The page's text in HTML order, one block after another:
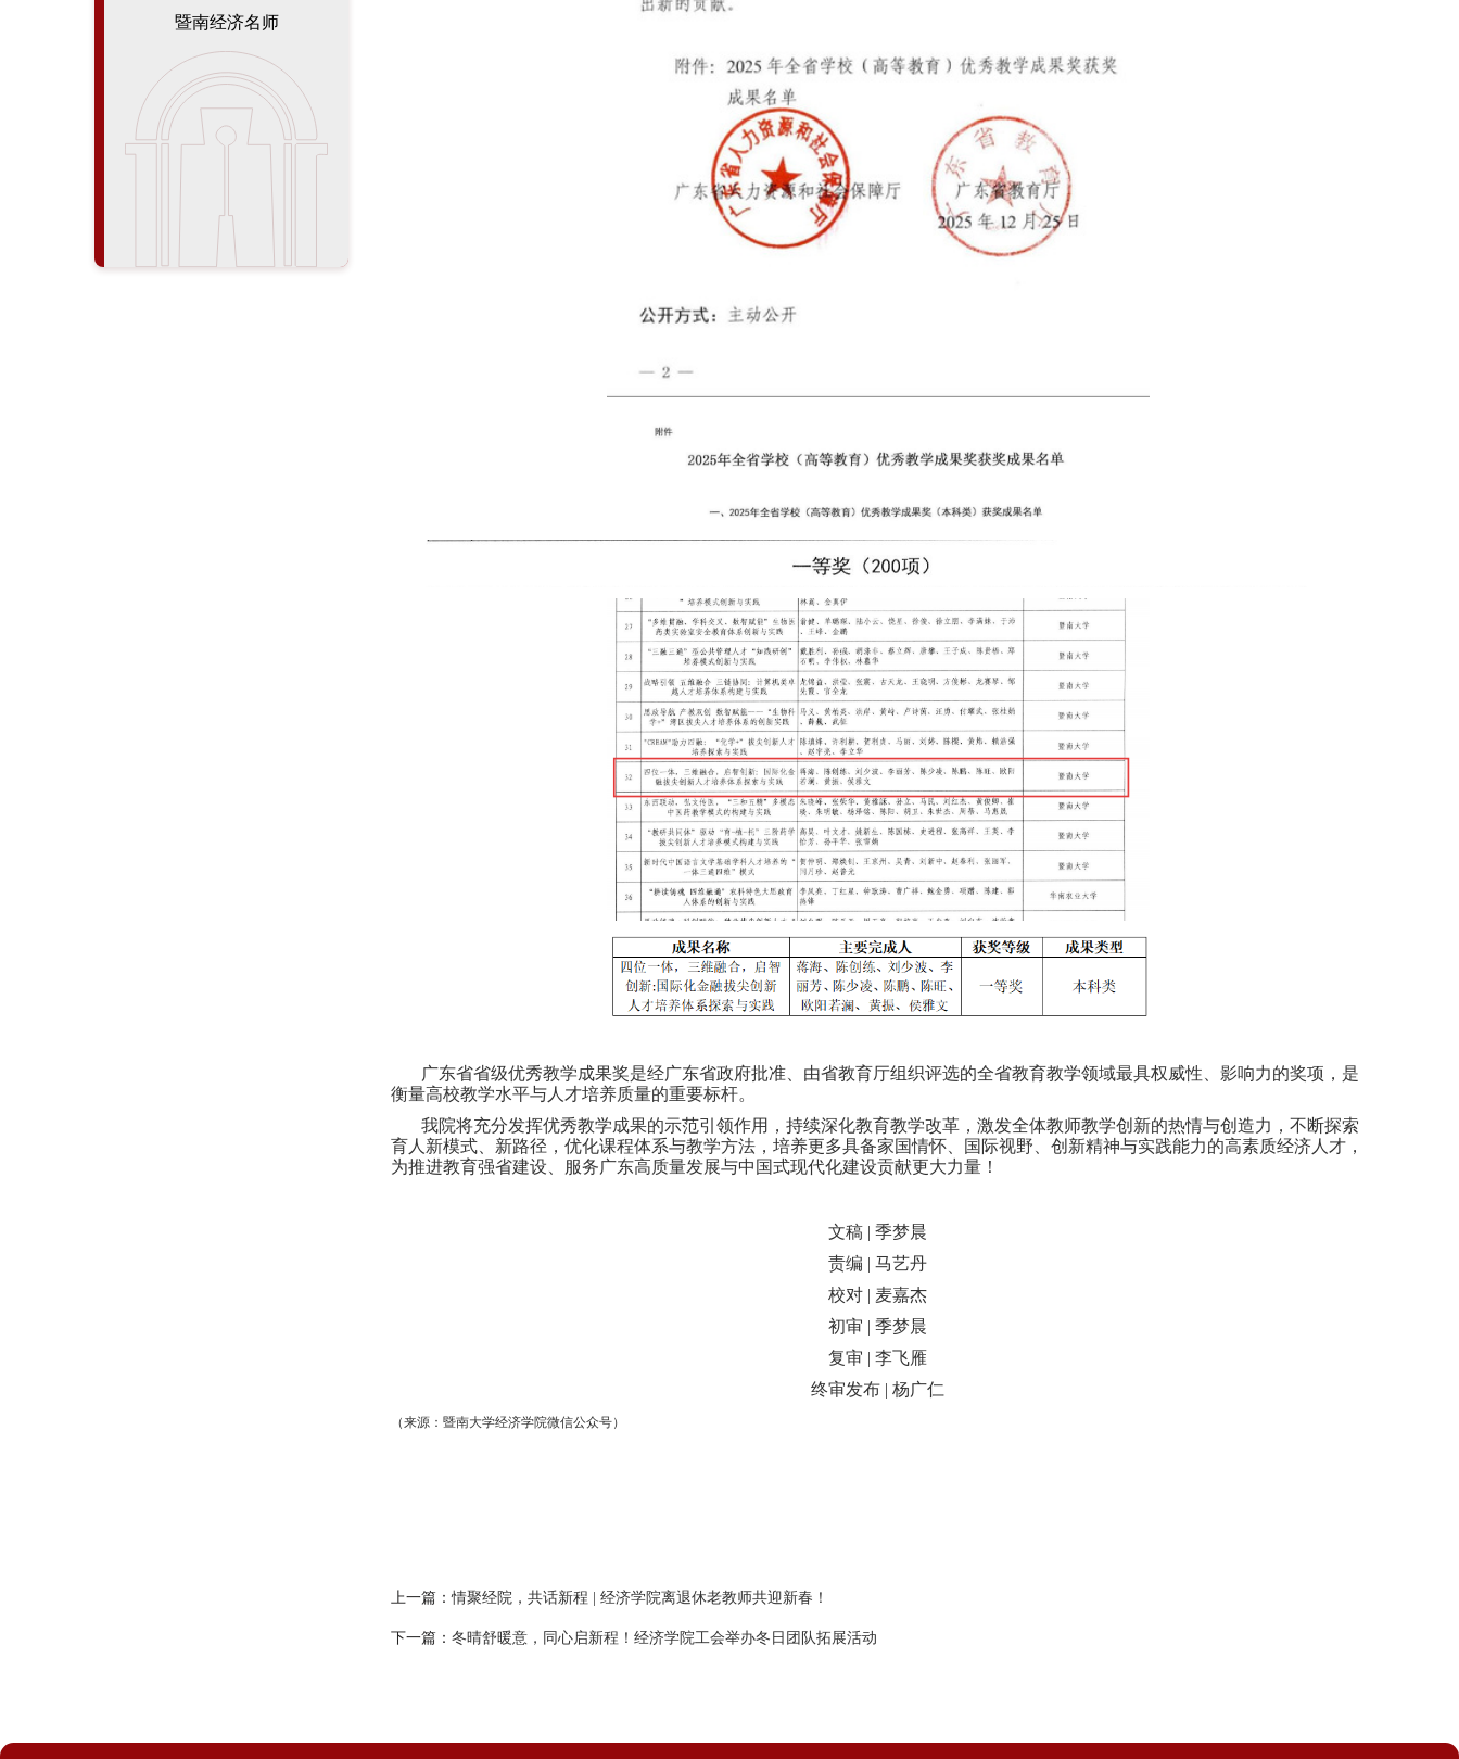
暨南经济名师
广东省省级优秀教学成果奖是经广东省政府批准、由省教育厅组织评选的全省教育教学领域最具权威性、影响力的奖项，是
衡量高校教学水平与人才培养质量的重要标杆。
我院将充分发挥优秀教学成果的示范引领作用，持续深化教育教学改革，激发全体教师教学创新的热情与创造力，不断探索
育人新模式、新路径，优化课程体系与教学方法，培养更多具备家国情怀、国际视野、创新精神与实践能力的高素质经济人才，
为推进教育强省建设、服务广东高质量发展与中国式现代化建设贡献更大力量！
文稿 | 季梦晨
责编 | 马艺丹
校对 | 麦嘉杰
初审 | 季梦晨
复审 | 李飞雁
终审发布 | 杨广仁
（来源：暨南大学经济学院微信公众号）
上一篇：情聚经院，共话新程 | 经济学院离退休老教师共迎新春！
下一篇： 冬晴舒暖意，同心启新程！经济学院工会举办冬日团队拓展活动